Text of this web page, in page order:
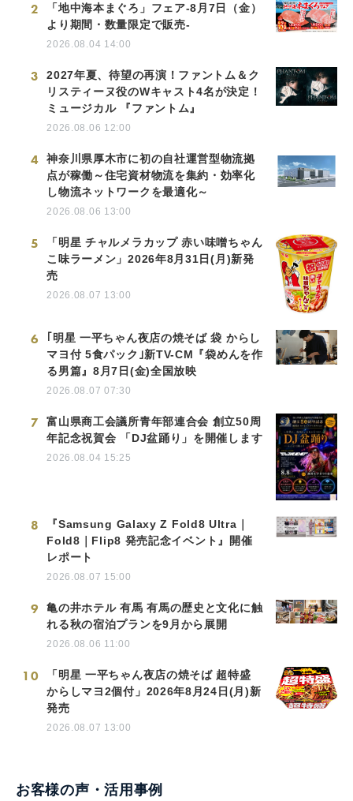
2
「地中海本まぐろ」フェア-8月7日（金）
より期間・数量限定で販売-
2026.08.04 14:00
3
2027年夏、待望の再演！ファントム＆ク
リスティーヌ役のWキャスト4名が決定！
ミュージカル 『ファントム』
2026.08.06 12:00
4
神奈川県厚木市に初の自社運営型物流拠
点が稼働～住宅資材物流を集約・効率化
し物流ネットワークを最適化～
2026.08.06 13:00
5
「明星 チャルメラカップ 赤い味噌ちゃん
こ味ラーメン」2026年8月31日(月)新発
売
2026.08.07 13:00
6
｢明星 一平ちゃん夜店の焼そば 袋 からし
マヨ付 5食パック｣新TV-CM『袋めんを作
る男篇』8月7日(金)全国放映
2026.08.07 07:30
7
富山県商工会議所青年部連合会 創立50周
年記念祝賀会 「DJ盆踊り」を開催します
2026.08.04 15:25
8
『Samsung Galaxy Z Fold8 Ultra｜
Fold8｜Flip8 発売記念イベント』開催
レポート
2026.08.07 15:00
9
亀の井ホテル 有馬 有馬の歴史と文化に触
れる秋の宿泊プランを9月から展開
2026.08.06 11:00
10
「明星 一平ちゃん夜店の焼そば 超特盛
からしマヨ2個付」2026年8月24日(月)新
発売
2026.08.07 13:00
お客様の声・活用事例